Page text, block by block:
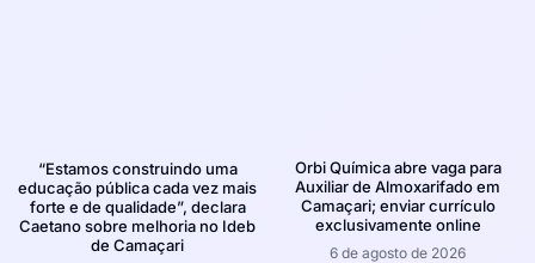
“Estamos construindo uma
educação pública cada vez mais
forte e de qualidade”, declara
Caetano sobre melhoria no Ideb
de Camaçari
Orbi Química abre vaga para
Auxiliar de Almoxarifado em
Camaçari; enviar currículo
exclusivamente online
6 de agosto de 2026